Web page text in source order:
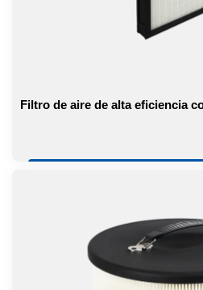
Filtro de aire de alta eficiencia